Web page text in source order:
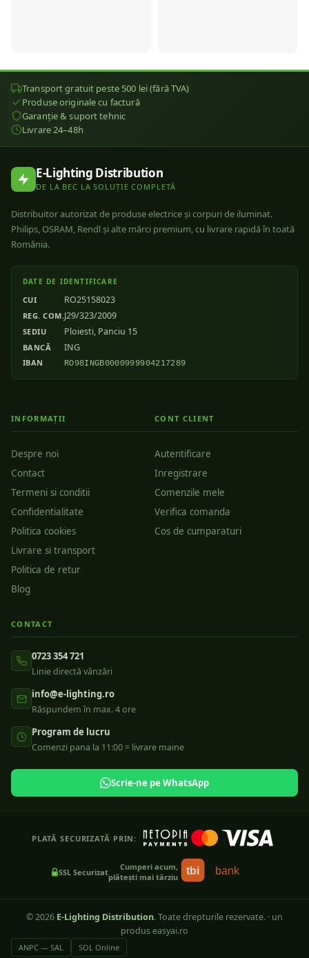
Transport gratuit peste 500 lei (fără TVA)
Produse originale cu factură
Garanție & suport tehnic
Livrare 24–48h
E-Lighting Distribution
DE LA BEC LA SOLUȚIE COMPLETĂ
Distribuitor autorizat de produse electrice și corpuri de iluminat.
Philips, OSRAM, Rendl și alte mărci premium, cu livrare rapidă în toată
România.
DATE DE IDENTIFICARE
CUI RO25158023
REG. COM.J29/323/2009
SEDIU Ploiesti, Panciu 15
BANCĂ ING
IBAN RO98INGB0000999904217289
INFORMAȚII
Despre noi
Contact
Termeni si conditii
Confidentialitate
Politica cookies
Livrare si transport
Politica de retur
Blog
CONT CLIENT
Autentificare
Inregistrare
Comenzile mele
Verifica comanda
Cos de cumparaturi
CONTACT
0723 354 721
Linie directă vânzări
info@e-lighting.ro
Răspundem în max. 4 ore
Program de lucru
Comenzi pana la 11:00 = livrare maine
Scrie-ne pe WhatsApp
PLATĂ SECURIZATĂ PRIN:
SSL Securizat
Cumperi acum,
plătești mai târziu
tbi bank
©2026 E-Lighting Distribution. Toate drepturile rezervate. · un
produs easyai.ro
ANPC — SAL SOL Online